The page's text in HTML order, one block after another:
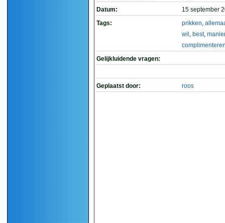
Datum:
15 september
Tags:
prikken,
wil , best, manier
Gelijkluidende vragen:
Geplaatst door: roos